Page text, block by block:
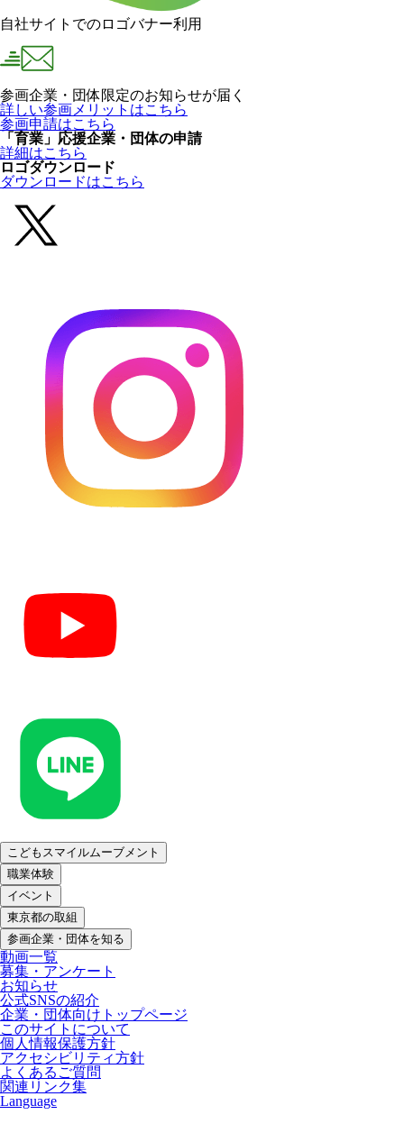
自社サイトでのロゴバナー利用
参画企業・団体限定のお知らせが届く
詳しい参画メリットはこちら
参画申請はこちら
「育業」応援企業・団体の申請
詳細はこちら
ロゴダウンロード
ダウンロードはこちら
こどもスマイルムーブメント
職業体験
イベント
東京都の取組
参画企業・団体を知る
動画一覧
募集・アンケート
お知らせ
公式SNSの紹介
企業・団体向けトップページ
このサイトについて
個人情報保護方針
アクセシビリティ方針
よくあるご質問
関連リンク集
Language